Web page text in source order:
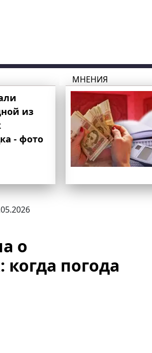
из
- фото
МНЕНИЯ
о
погода